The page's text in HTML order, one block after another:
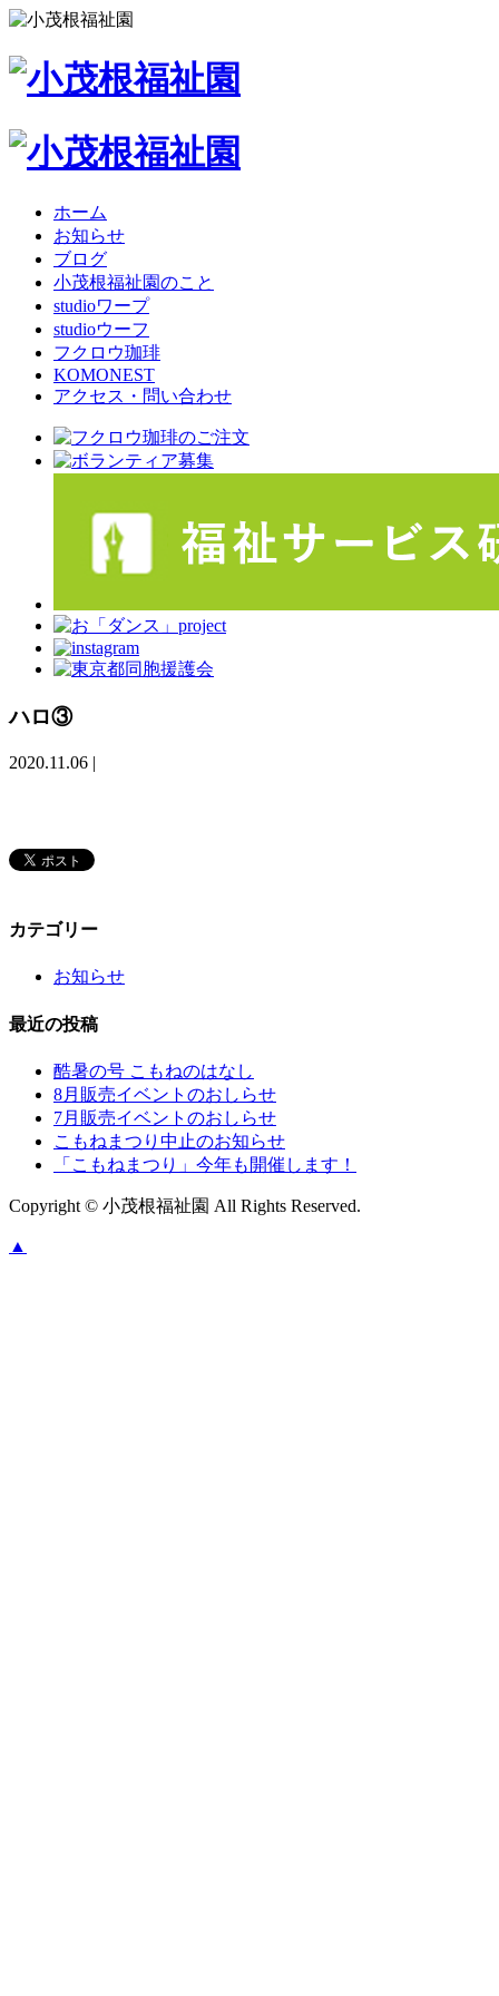
ホーム
お知らせ
ブログ
小茂根福祉園のこと
studioワープ
studioウーフ
フクロウ珈琲
KOMONEST
アクセス・問い合わせ
ハロ③
2020.11.06 |
カテゴリー
お知らせ
最近の投稿
酷暑の号 こもねのはなし
8月販売イベントのおしらせ
7月販売イベントのおしらせ
こもねまつり中止のお知らせ
「こもねまつり」今年も開催します！
Copyright © 小茂根福祉園 All Rights Reserved.
▲